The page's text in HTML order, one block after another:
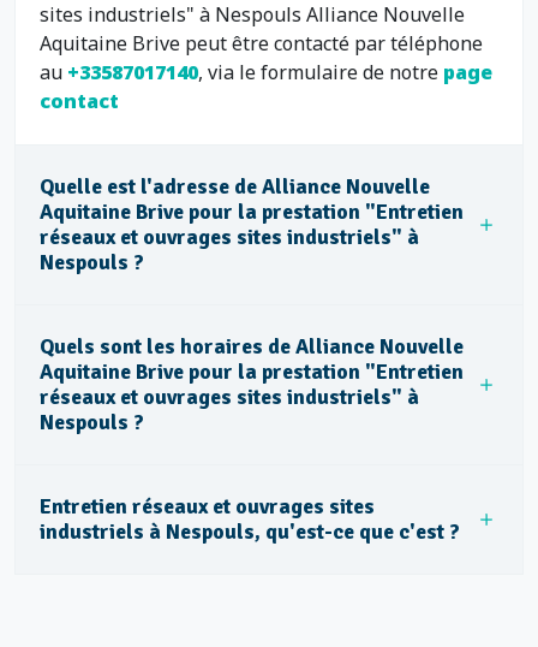
sites industriels" à Nespouls Alliance Nouvelle
Aquitaine Brive peut être contacté par téléphone
au +33587017140, via le formulaire de notre page
contact
Quelle est l'adresse de Alliance Nouvelle
Aquitaine Brive pour la prestation "Entretien
réseaux et ouvrages sites industriels" à
Nespouls ?
Quels sont les horaires de Alliance Nouvelle
Aquitaine Brive pour la prestation "Entretien
réseaux et ouvrages sites industriels" à
Nespouls ?
Entretien réseaux et ouvrages sites
industriels à Nespouls, qu'est-ce que c'est ?